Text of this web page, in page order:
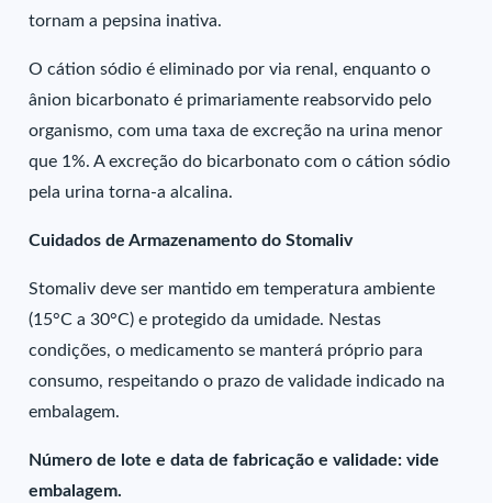
tornam a pepsina inativa.
O cátion sódio é eliminado por via renal, enquanto o
ânion bicarbonato é primariamente reabsorvido pelo
organismo, com uma taxa de excreção na urina menor
que 1%. A excreção do bicarbonato com o cátion sódio
pela urina torna-a alcalina.
Cuidados de Armazenamento do Stomaliv
Stomaliv deve ser mantido em temperatura ambiente
(15°C a 30°C) e protegido da umidade. Nestas
condições, o medicamento se manterá próprio para
consumo, respeitando o prazo de validade indicado na
embalagem.
Número de lote e data de fabricação e validade: vide
embalagem.